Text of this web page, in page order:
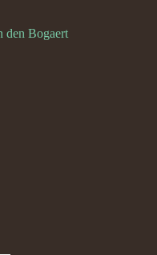
den Bogaert